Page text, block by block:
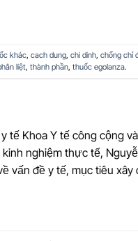
khác, cach dung, chi dinh, chống chỉ
liệt, thành phần, thuốc egolanza.
tế Khoa Y tế công cộng
nghiệm thực tế,
vấn đề y tế, mục tiêu